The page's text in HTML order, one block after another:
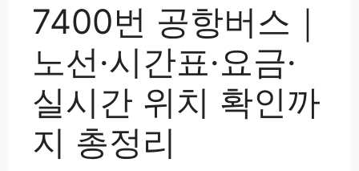
7400번 공항버스｜
노선·시간표·요금·
실시간 위치 확인까
지 총정리